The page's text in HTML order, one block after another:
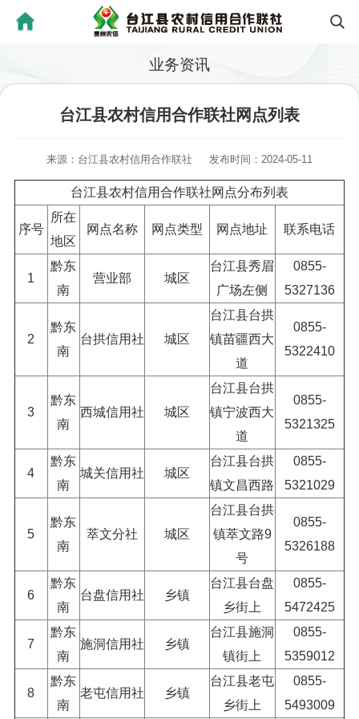
业务资讯
台江县农村信用合作联社网点列表
来源：台江县农村信用合作联社 发布时间：2024-05-11
台江县农村信用合作联社网点分布列表
序号
所在
地区
网点名称 网点类型 网点地址 联系电话
1
黔东
南
营业部 城区
台江县秀眉
广场左侧
0855-
5327136
2
黔东
南
台拱信用社 城区
台江县台拱
镇苗疆西大
道
0855-
5322410
3
黔东
南
西城信用社 城区
台江县台拱
镇宁波西大
道
0855-
5321325
4
黔东
南
城关信用社 城区
台江县台拱
镇文昌西路
0855-
5321029
5
黔东
南
萃文分社 城区
台江县台拱
镇萃文路9
号
0855-
5326188
6
黔东
南
台盘信用社 乡镇
台江县台盘
乡街上
0855-
5472425
7
黔东
南
施洞信用社 乡镇
台江县施洞
镇街上
0855-
5359012
8
黔东
南
老屯信用社 乡镇
台江县老屯
乡街上
0855-
5493009